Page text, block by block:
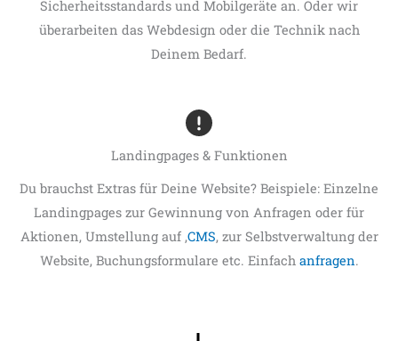
Sicherheitsstandards und Mobilgeräte an. Oder wir
überarbeiten das Webdesign oder die Technik nach
Deinem Bedarf.
Landingpages & Funktionen
Du brauchst Extras für Deine Website? Beispiele: Einzelne
Landingpages zur Gewinnung von Anfragen oder für
Aktionen, Umstellung auf ‚CMS‚ zur Selbstverwaltung der
Website, Buchungsformulare etc. Einfach anfragen.